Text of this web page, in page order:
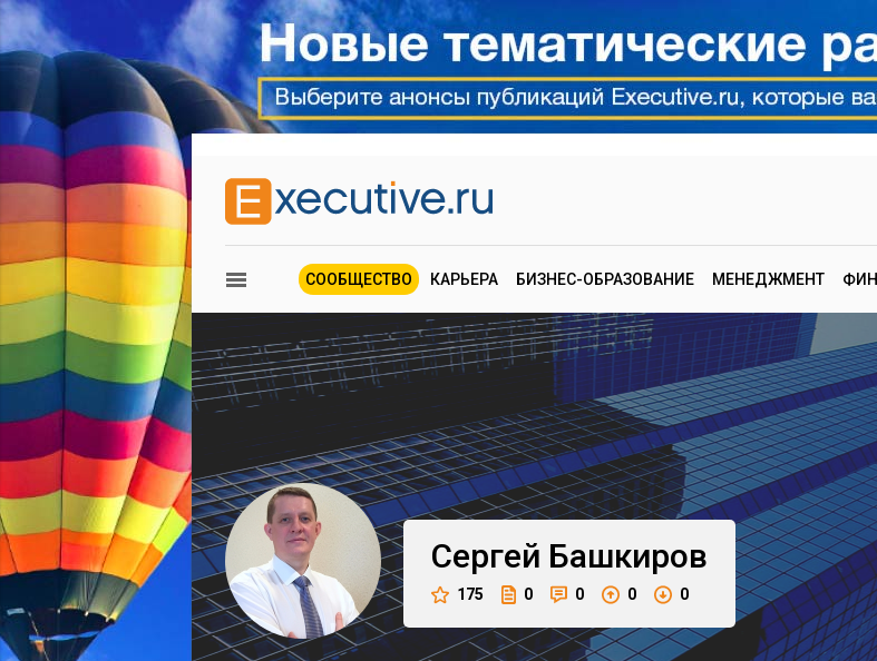
СООБЩЕСТВО КАРЬЕРА БИЗНЕС-ОБРАЗОВАНИЕ МЕНЕДЖМЕНТ
Сергей Башкиров
175 0 0 0 0